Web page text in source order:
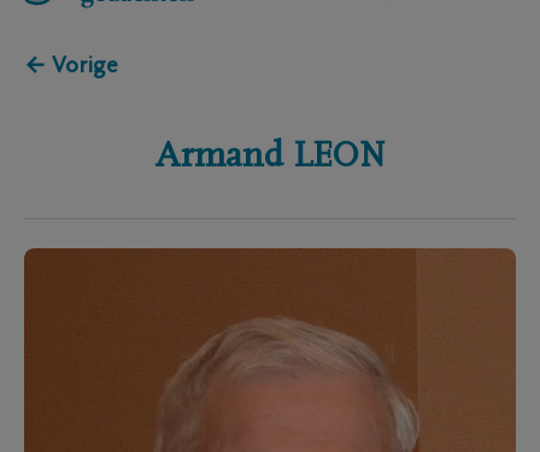
← Vorige
Armand LEON